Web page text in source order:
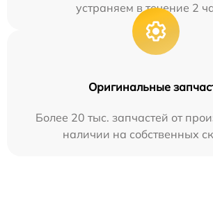
устраняем в течение 2
Оригинальные
Более 20 тыс. запчастей от
наличии на собственных